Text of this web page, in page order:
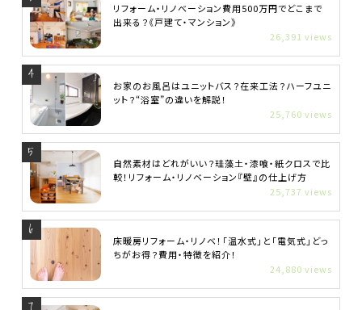
リフォーム・リノベーション費用500万円でどこまで
出来る？《戸建て・マンション》
26,391 views
お家のお風呂はユニットバス？在来工法？ハーフユニ
ット？“浴室”の違いを解説！
25,760 views
自然素材はどれがいい？珪藻土・漆喰・紙クロスで比
較！リフォーム・リノベーション『壁』の仕上げ方
25,737 views
床暖房リフォーム・リノベ！「温水式」と「電気式」どっ
ちがお得？費用・特徴を紹介！
24,880 views